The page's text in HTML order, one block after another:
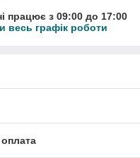
працює з 09:00 до 17:00
весь графік роботи